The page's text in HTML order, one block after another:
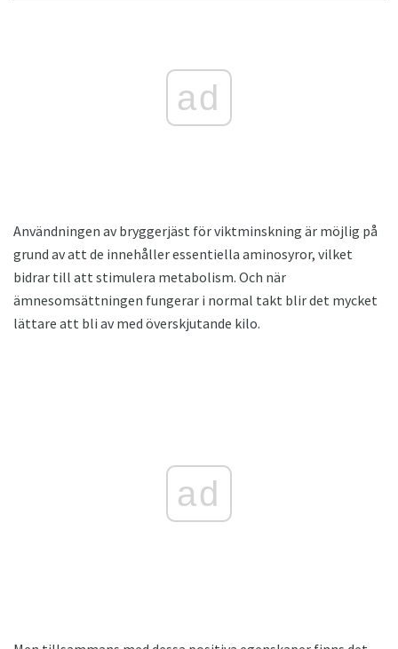
ad
Användningen av bryggerjäst för viktminskning är möjlig på
grund av att de innehåller essentiella aminosyror, vilket
bidrar till att stimulera metabolism. Och när
ämnesomsättningen fungerar i normal takt blir det mycket
lättare att bli av med överskjutande kilo.
ad